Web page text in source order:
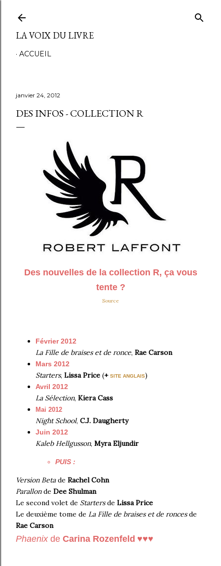
LA VOIX DU LIVRE
ACCUEIL
janvier 24, 2012
DES INFOS - COLLECTION R
Des nouvelles de la collection R, ça vous
tente ?
Source
Février 2012
La Fille de braises et de ronce, Rae Carson
Mars 2012
Starters, Lissa Price (+ SITE ANGLAIS)
Avril 2012
La Sélection, Kiera Cass
Mai 2012
Night School, C.J. Daugherty
Juin 2012
Kaleb Hellgusson, Myra Eljundir
PUIS :
Version Betade Rachel Cohn
Parallonde Dee Shulman
Le second volet de Startersde Lissa Price
Le deuxième tome de La Fille de braises et de roncesde
Rae Carson
Phaenixde Carina Rozenfeld ♥♥♥